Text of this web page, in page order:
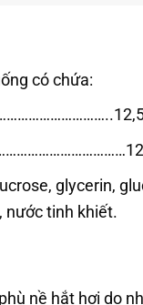
có chứa:
glycerin,
nước tinh khiết.
nề hắt hơi do